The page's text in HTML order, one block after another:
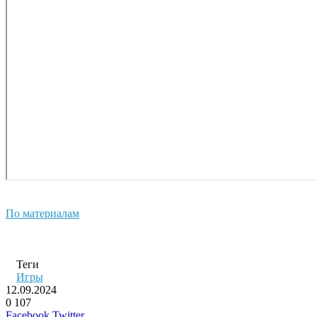
По материалам
Теги
Игры
12.09.2024
0 107
LinkedIn
Pinterest
Вконтакте
Одноклассники
Skype
WhatsApp
Telegram
Viber